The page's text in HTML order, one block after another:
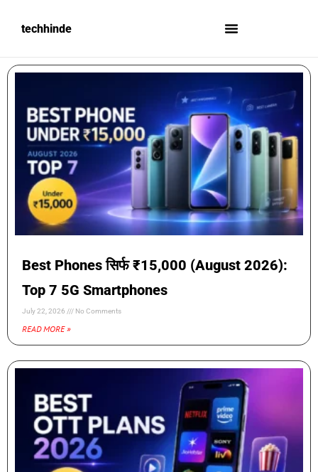
techhinde
Best Phones सिर्फ ₹15,000 (August 2026):
Top 7 5G Smartphones
July 22, 2026 No Comments
READ MORE »